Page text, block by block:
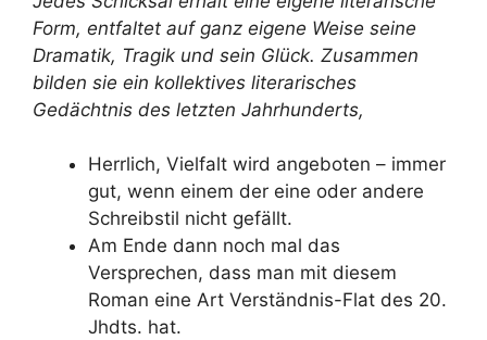
Form, entfaltet auf ganz eigene Weise seine
Dramatik, Tragik und sein Glück. Zusammen
bilden sie ein kollektives literarisches
Gedächtnis des letzten Jahrhunderts,
Herrlich, Vielfalt wird angeboten – immer
gut, wenn einem der eine oder andere
Schreibstil nicht gefällt.
Am Ende dann noch mal das
Versprechen, dass man mit diesem
Roman eine Art Verständnis-Flat des 20.
Jhdts. hat.